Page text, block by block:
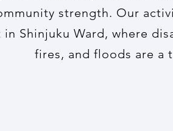
strength. Our
Shinjuku Ward, where
fires, and floods are a